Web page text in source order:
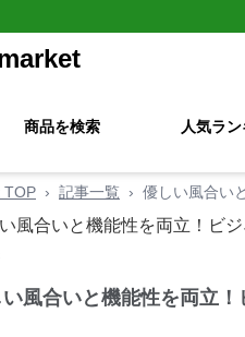
商品を検索 人気ラ
TOP › 記事一覧 › 優しい風合い
風合いと機能性を両立